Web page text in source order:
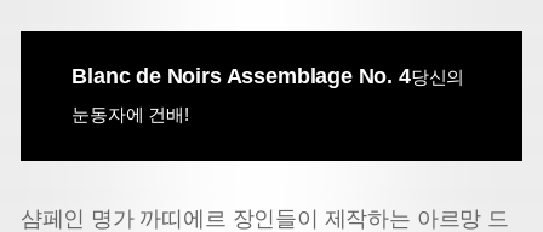
Blanc de Noirs Assemblage No. 4당신의
눈동자에 건배!
샴페인 명가 까띠에르 장인들이 제작하는 아르망 드